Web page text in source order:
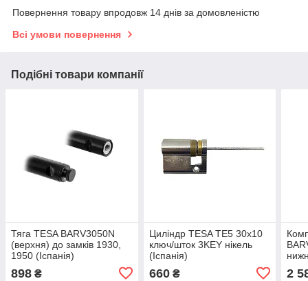
Повернення товару впродовж 14 днів за домовленістю
Всі умови повернення
Подібні товари компанії
Тяга TESA BARV3050N
(верхня) до замків 1930,
1950 (Іспанія)
898 ₴
Циліндр TESA TE5 30х10
ключ/шток 3KEY нікель
(Іспанія)
660₴ 2